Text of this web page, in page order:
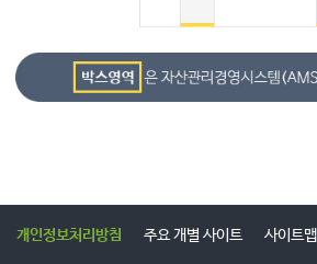
개인정보처리방침 주요 개별 사이트 사이트맵